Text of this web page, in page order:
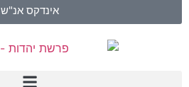
אינדקס אנ"ש